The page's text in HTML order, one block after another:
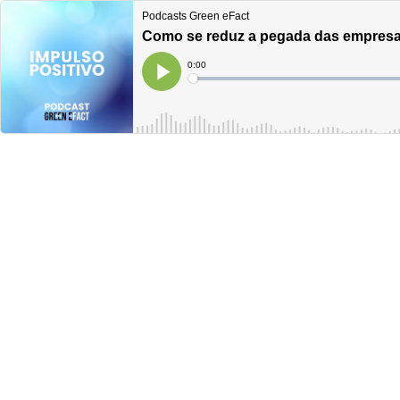
Podcasts Green eFact
Como se reduz a pegada das
Play
Current
Time
0:00
Loaded: